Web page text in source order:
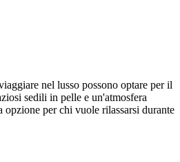
nel lusso possono optare per il
sedili in pelle e un'atmosfera
opzione per chi vuole rilassarsi durante